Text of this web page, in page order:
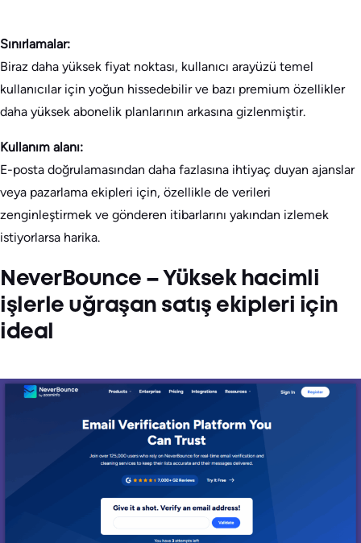
Sınırlamalar:
Biraz daha yüksek fiyat noktası, kullanıcı arayüzü temel
kullanıcılar için yoğun hissedebilir ve bazı premium özellikler
daha yüksek abonelik planlarının arkasına gizlenmiştir.
Kullanım alanı:
E-posta doğrulamasından daha fazlasına ihtiyaç duyan ajanslar
veya pazarlama ekipleri için, özellikle de verileri
zenginleştirmek ve gönderen itibarlarını yakından izlemek
istiyorlarsa harika.
NeverBounce – Yüksek hacimli
işlerle uğraşan satış ekipleri için
ideal